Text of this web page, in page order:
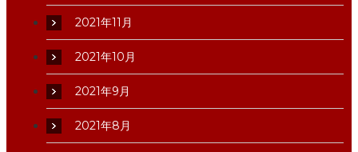
2021年11月
2021年10月
2021年9月
2021年8月